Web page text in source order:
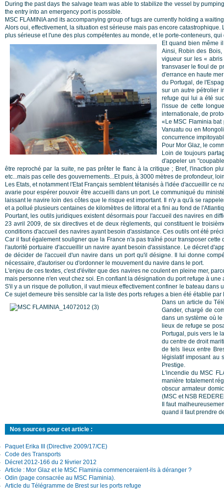
During the past days the salvage team was able to stabilize the vessel by
the entry into an emergency port is possible.
MSC FLAMINIA and its accompanying group of tugs are currently holding a
Alors oui, effectivement, la situation est sérieuse mais pas encore
plus sérieuse et l'une des plus compétentes au monde, et le porte-conteneurs,
Et quand bien même
Ainsi, Robin des
vigueur sur les «
transvaser le fioul de
d'errance en haute
du Portugal, de
sur un autre pétrolier
refuge qui lui a été
l'issue de cette
internationale, de
«Le MSC Flaminia
Vanuatu ou en
concurrence
Pour Mor Glaz, le
Loin de toujours
d'appeler un
être reproché par la suite, ne pas prêter le flanc à la critique ; Bref, l'inaction
etc...mais pas celle des gouvernements...Et puis, à 3000 mètres de profondeur,
Les Etats, et notamment l'Etat Français semblent tétanisés à l'idée d'accueillir
avarie pour espérer pouvoir être accueilli dans un port. Le communiqué du
laissant le navire loin des côtes que le risque est important. Il n'y a qu'à se
et a pollué plusieurs centaines de kilomètres de littoral et a fini au fond de
Pourtant, les outils juridiques existent désormais pour l'accueil des navires en
23 avril 2009, de six directives et de deux règlements, qui constituent le
conditions d'accueil des navires ayant besoin d'assistance. Ces outils ont été
Car il faut également souligner que la France n'a pas traîné pour transposer
l'autorité portuaire d'accueillir un navire ayant besoin d'assistance. Le décret
de décider de l'accueil d'un navire dans un port qu'il désigne. Il lui donne
nécessaire, d'autoriser ou d'ordonner le mouvement du navire dans le port.
L'enjeu de ces textes, c'est d'éviter que des navires ne coulent en pleine mer,
mais personne n'en veut chez soi. En confiant la désignation du port refuge à
S'il y a un risque de pollution, il vaut mieux effectivement confiner le bateau
Ce sujet demeure très sensible car la liste des ports refuges a bien été établie
Dans un article du
Gander, chargé de
dans un système où
lieux de refuge se
Portugal, puis vers le
du centre de droit
de tels lieux entre
législatif imposant au
Prestige.
L'incendie du MSC
manière totalement
obscur armateur
(MSC et NSB
Il faut
quand il faut prendre
Nos sources pour cet article :
Paquet Erika III (Directive 2009/17/CE)
Code des Transports
Décret 2012-166 du 2 février 2012
Article : Mor Glaz et le MSC Flaminia commenceraient-ils à déranger ?
Odin (page consacrée au MSC Flaminia).
Article du Télégramme de Brest sur les ports refuge